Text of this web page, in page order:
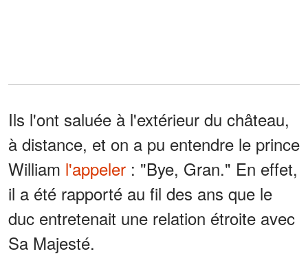
Ils l'ont saluée à l'extérieur du château,
à distance, et on a pu entendre le prince
William l'appeler : "Bye, Gran." En effet,
il a été rapporté au fil des ans que le
duc entretenait une relation étroite avec
Sa Majesté.